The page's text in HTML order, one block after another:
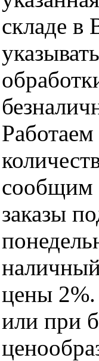
складе в
сообщим
заказы
цены 2%.
или при